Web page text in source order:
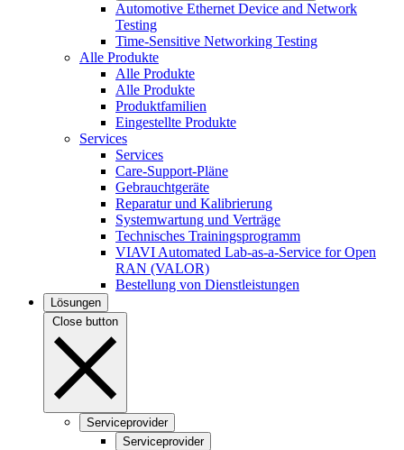
Automotive Ethernet Device and Network
Testing
Time-Sensitive Networking Testing
Alle Produkte
Alle Produkte
Alle Produkte
Produktfamilien
Eingestellte Produkte
Services
Services
Care-Support-Pläne
Gebrauchtgeräte
Reparatur und Kalibrierung
Systemwartung und Verträge
Technisches Trainingsprogramm
VIAVI Automated Lab-as-a-Service for Open
RAN (VALOR)
Bestellung von Dienstleistungen
Lösungen
Close button
Serviceprovider
Serviceprovider